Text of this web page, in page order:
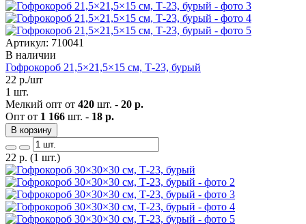
Артикул: 710041
В наличии
Гофрокороб 21,5×21,5×15 см, Т-23, бурый
22 р./шт
1 шт.
Мелкий опт от 420 шт. - 20 р.
Опт от 1 166 шт. - 18 р.
В корзину
22 р. (1 шт.)